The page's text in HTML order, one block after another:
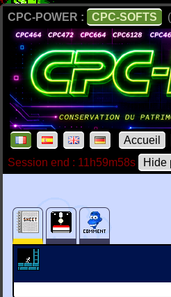
CPC-POWER : CPC-SOFTS
Accueil
Session end : 11h59m58s
Hide